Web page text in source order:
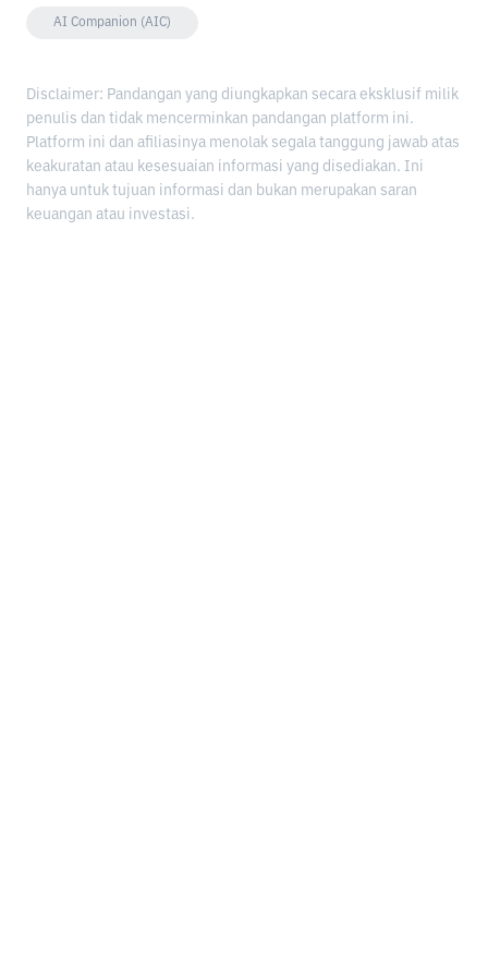
AI Companion (AIC)
Disclaimer: Pandangan yang diungkapkan secara eksklusif milik
penulis dan tidak mencerminkan pandangan platform ini.
Platform ini dan afiliasinya menolak segala tanggung jawab atas
keakuratan atau kesesuaian informasi yang disediakan. Ini
hanya untuk tujuan informasi dan bukan merupakan saran
keuangan atau investasi.